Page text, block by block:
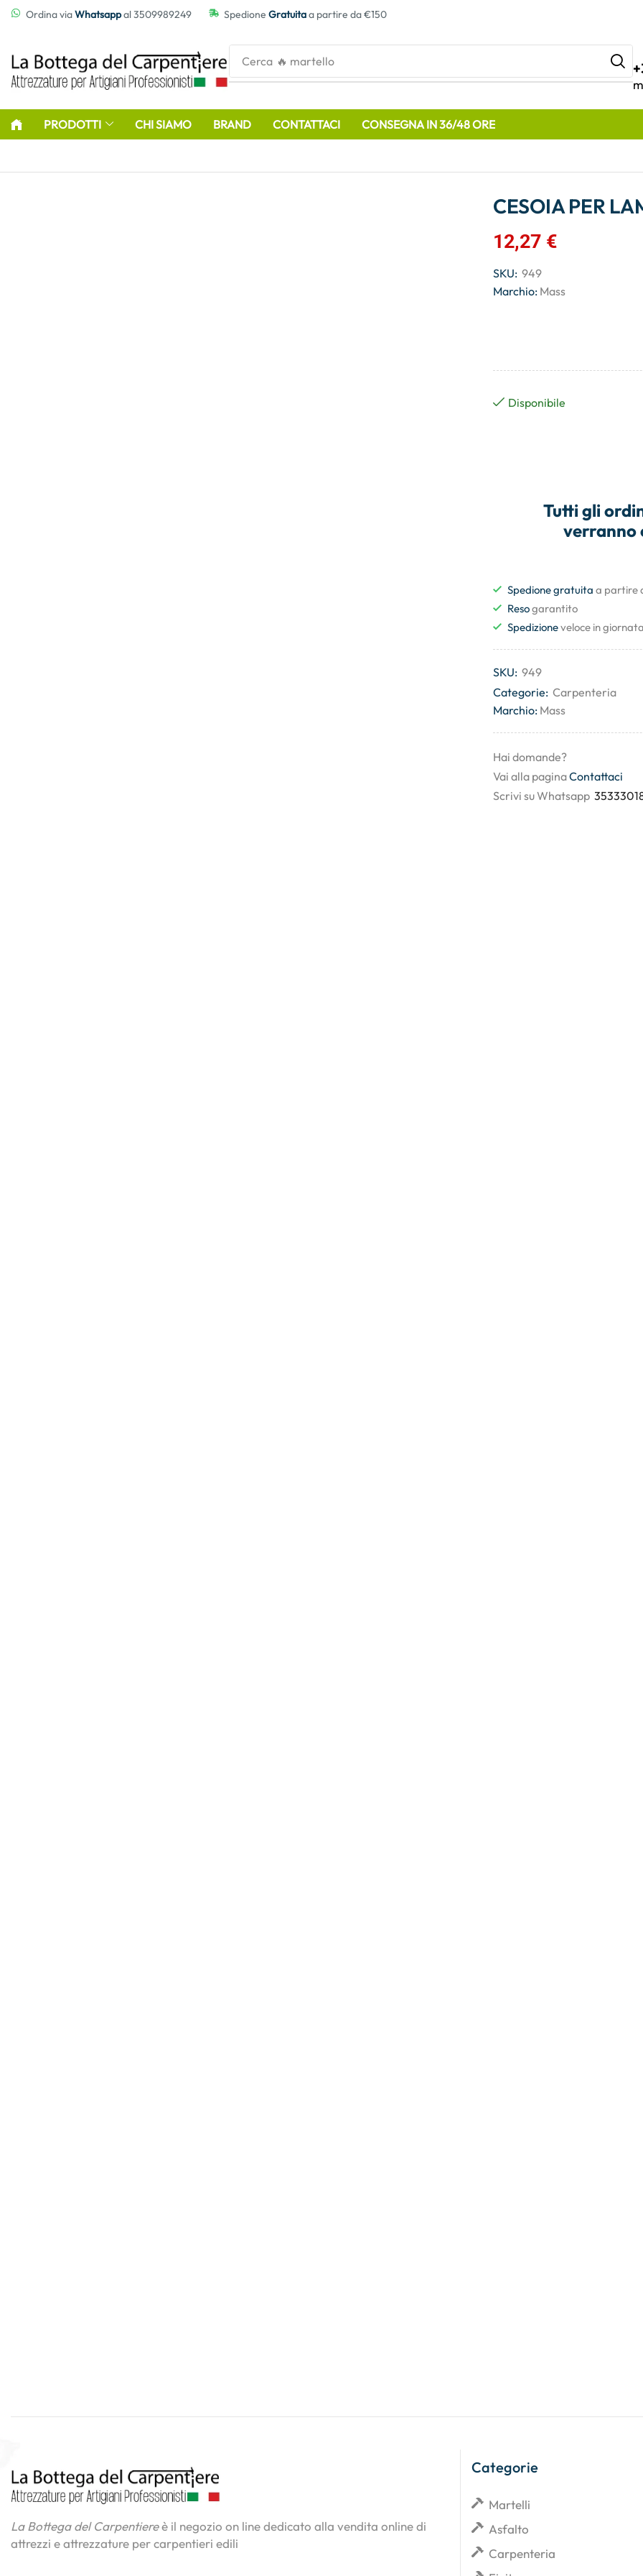
contenutoOrdina viaWhatsappal 3509989249 Spedione Gratuitaa partire da €150
Cerca 🔥 martello
PRODOTTI CHI SIAMO BRAND CONTATTACI CONSEGNA IN 36/48 ORE
CESOIA PER
12,27 €
SKU: 949
Marchio: Mass
Disponibile
Tutti gli
verranno
Spedione gratuita a partire
Resogarantito
Spedizioneveloce in
SKU: 949
Categorie: Carpenteria
Marchio: Mass
Hai domande?
Vai alla paginaContattaci
Scrivi su Whatsapp
La Bottega del Carpentiereè il negozio on line dedicato alla vendita online di
attrezzi e attrezzature per carpentieri edili
Categorie
Martelli
Asfalto
Carpenteria